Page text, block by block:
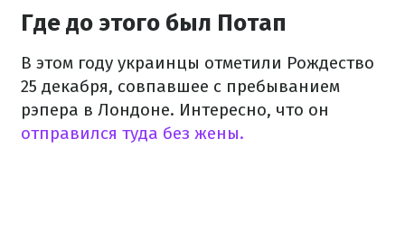
Где до этого был Потап
В этом году украинцы отметили Рождество
25 декабря, совпавшее с пребыванием
рэпера в Лондоне. Интересно, что он
отправился туда без жены.